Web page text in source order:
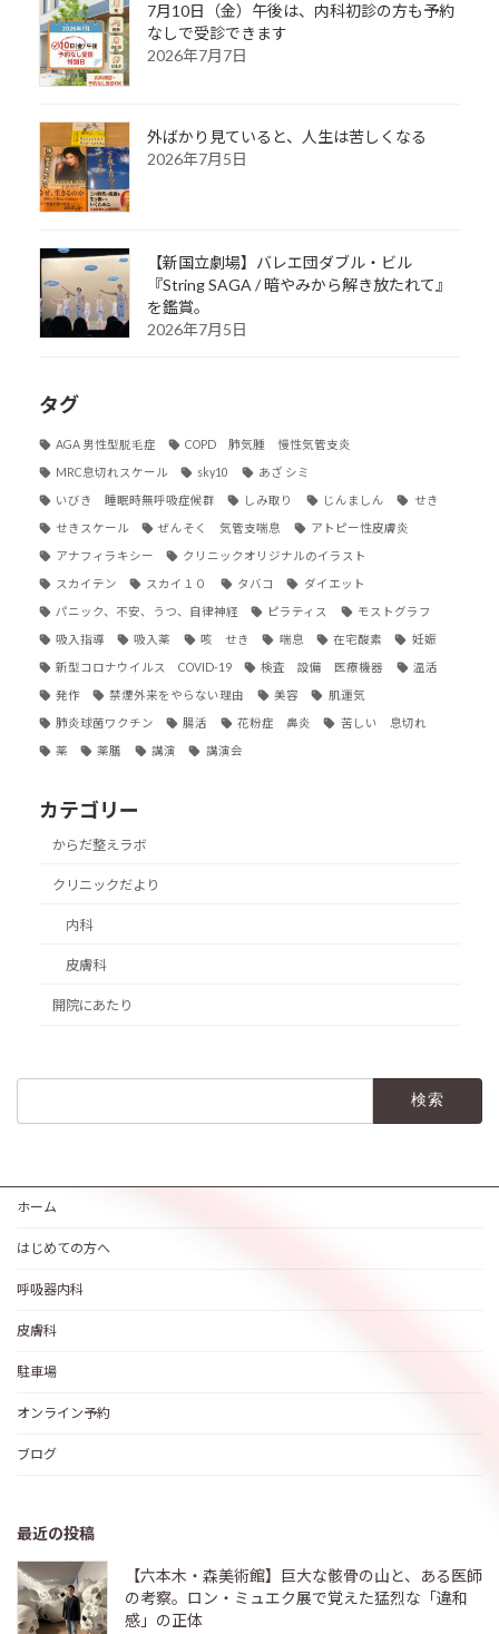
7月10日（金）午後は、内科初診の方も予約
なしで受診できます
2026年7月7日
外ばかり見ていると、人生は苦しくなる
2026年7月5日
【新国立劇場】バレエ団ダブル・ビル
『String SAGA / 暗やみから解き放たれて』
を鑑賞。
2026年7月5日
タグ
AGA 男性型脱毛症 COPD 肺気腫 慢性気管支炎
MRC息切れスケール sky10 あざ シミ
いびき 睡眠時無呼吸症候群 しみ取り じんましん せき
せきスケール ぜんそく 気管支喘息 アトピー性皮膚炎
アナフィラキシー クリニックオリジナルのイラスト
スカイテン スカイ１０ タバコ ダイエット
パニック、不安、うつ、自律神経 ピラティス モストグラフ
吸入指導 吸入薬 咳 せき 喘息 在宅酸素 妊娠
新型コロナウイルス COVID-19 検査 設備 医療機器 温活
発作 禁煙外来をやらない理由 美容 肌運気
肺炎球菌ワクチン 腸活 花粉症 鼻炎 苦しい 息切れ
薬 薬膳 講演 講演会
カテゴリー
からだ整えラボ
クリニックだより
内科
皮膚科
開院にあたり
ホーム
はじめての方へ
呼吸器内科
皮膚科
駐車場
オンライン予約
ブログ
最近の投稿
【六本木・森美術館】巨大な骸骨の山と、ある医師
の考察。ロン・ミュエク展で覚えた猛烈な「違和
感」の正体